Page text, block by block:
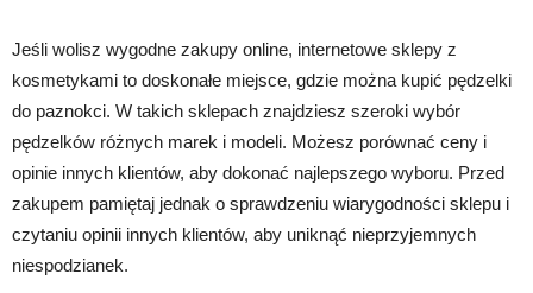
Jeśli wolisz wygodne zakupy online, internetowe sklepy z
kosmetykami to doskonałe miejsce, gdzie można kupić pędzelki
do paznokci. W takich sklepach znajdziesz szeroki wybór
pędzelków różnych marek i modeli. Możesz porównać ceny i
opinie innych klientów, aby dokonać najlepszego wyboru. Przed
zakupem pamiętaj jednak o sprawdzeniu wiarygodności sklepu i
czytaniu opinii innych klientów, aby uniknąć nieprzyjemnych
niespodzianek.